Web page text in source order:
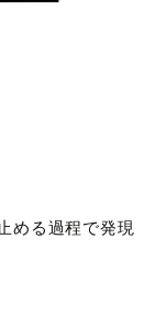
める過程で発現